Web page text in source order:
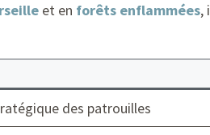
et en forêts enflammées,
des patrouilles